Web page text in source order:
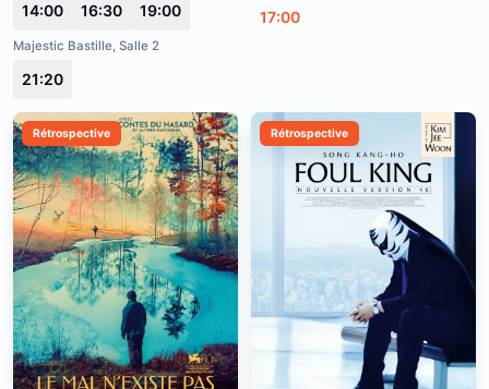
14:00 16:30 19:00
Majestic Bastille, Salle 2
21:20
17:00
Rétrospective Rétrospective